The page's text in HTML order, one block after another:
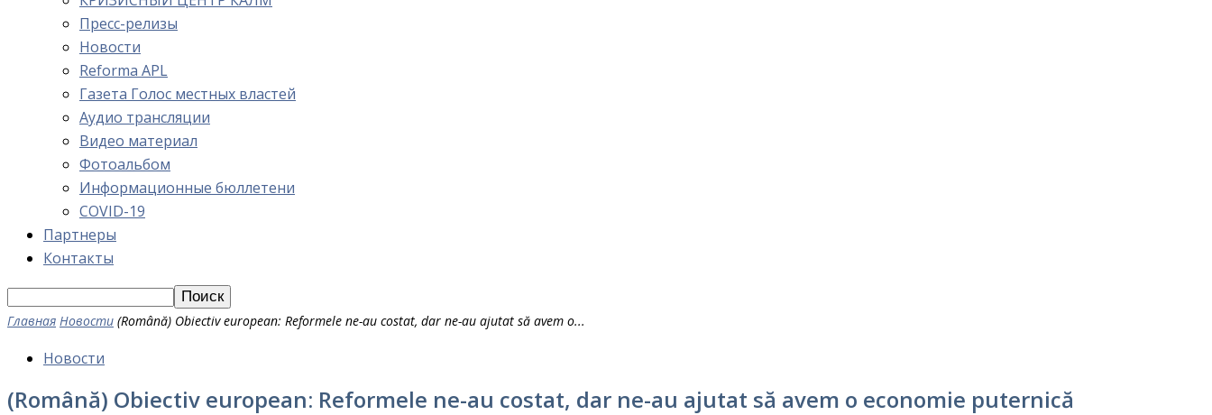
Пресс-релизы
Новости
Reforma APL
Газета Голос местных властей
Аудио трансляции
Видео материал
Фотоальбом
Информационные бюллетени
COVID-19
Партнеры
Контакты
Главная Новости (Română) Obiectiv european: Reformele ne-au costat, dar ne-au ajutat să avem o...
Новости
(Română) Obiectiv european: Reformele ne-au costat, dar ne-au ajutat să avem o economie puternică